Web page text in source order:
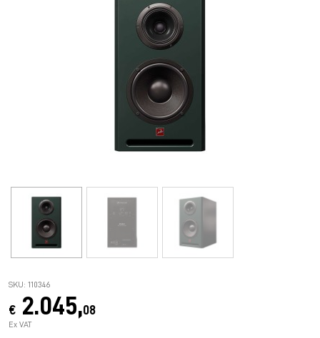
SKU: 110346
€ 2.045,08
Ex VAT